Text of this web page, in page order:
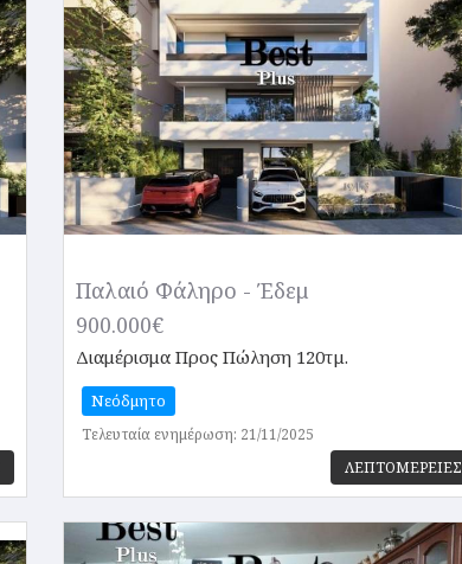
Παλαιό Φάληρο - Έδεμ
900.000€
Διαμέρισμα Προς Πώληση 120τμ.
Νεόδμητο
Τελευταία ενημέρωση: 21/11/2025
ΛΕΠΤΟΜΕΡΕΙΕΣ